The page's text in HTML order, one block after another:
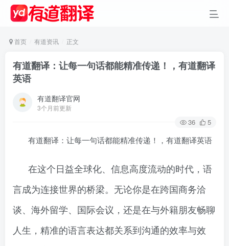
首页 有道资讯 正文
有道翻译：让每一句话都能精准传递！，有道翻译
英语
有道翻译官网
3个月前更新
36 5
有道翻译：让每一句话都能精准传递！，有道翻译英语
在这个日益全球化、信息高度流动的时代，语
言成为连接世界的桥梁。无论你是在跨国商务洽
谈、海外留学、国际会议，还是在与外籍朋友畅聊
人生，精准的语言表达都关系到沟通的效率与效